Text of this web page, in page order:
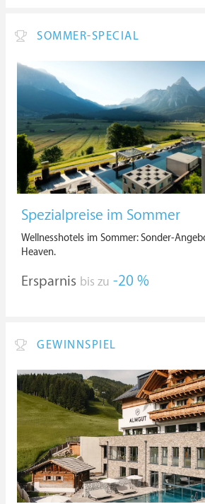
SOMMER-SPECIAL
Spezialpreise im Sommer
Wellnesshotels im Sommer: Sonder-
Heaven.
Ersparnis bis zu -20 %
GEWINNSPIEL